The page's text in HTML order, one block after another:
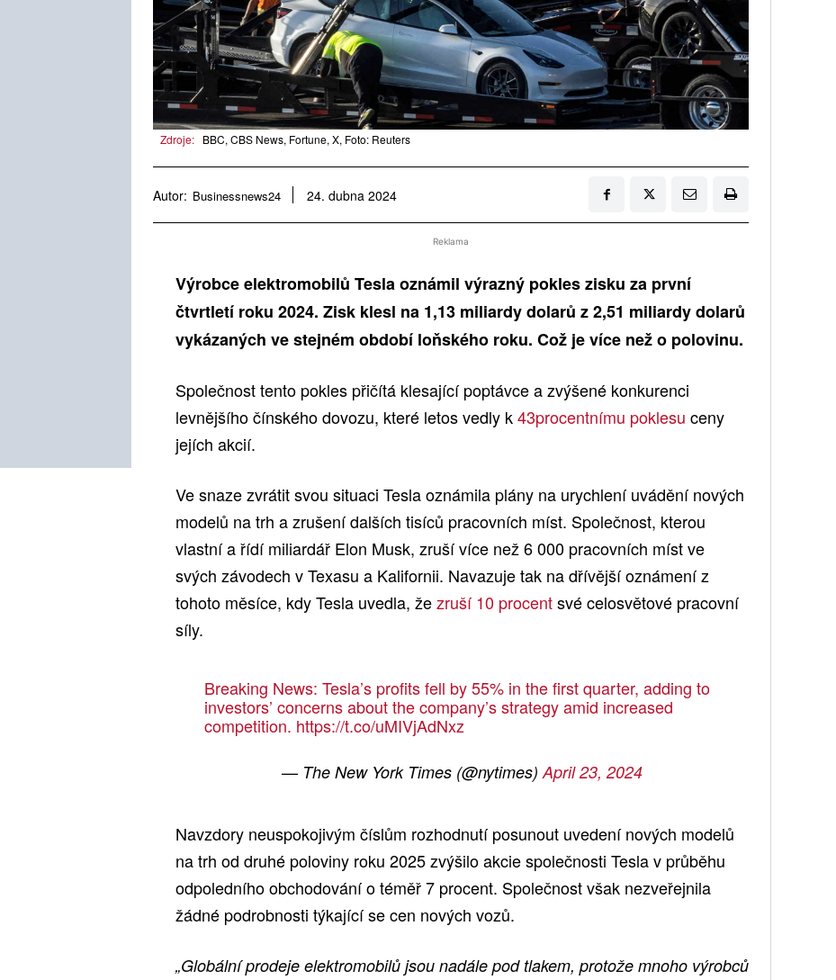
Zdroje: BBC, CBS News, Fortune, X, Foto: Reuters
Autor: Businessnews24 24. dubna 2024
Reklama
Výrobce elektromobilů Tesla oznámil výrazný pokles zisku za první
čtvrtletí roku 2024. Zisk klesl na 1,13 miliardy dolarů z 2,51 miliardy dolarů
vykázaných ve stejném období loňského roku. Což je více než o polovinu.
Společnost tento pokles přičítá klesající poptávce a zvýšené konkurenci
levnějšího čínského dovozu, které letos vedly k43procentnímu poklesu ceny
jejích akcií.
Ve snaze zvrátit svou situaci Tesla oznámila plány na urychlení uvádění nových
modelů na trh a zrušení dalších tisíců pracovních míst. Společnost, kterou
vlastní a řídí miliardář Elon Musk, zruší více než 6 000 pracovních míst ve
svých závodech v Texasu a Kalifornii. Navazuje tak na dřívější oznámení z
tohoto měsíce, kdy Tesla uvedla, žezruší 10 procentsvé celosvětové pracovní
síly.
Breaking News: Tesla’s profits fell by 55% in the first quarter, adding to
investors’ concerns about the company’s strategy amid increased
competition. https://t.co/uMIVjAdNxz
— The New York Times (@nytimes)April 23, 2024
Navzdory neuspokojivým číslům rozhodnutí posunout uvedení nových modelů
na trh od druhé poloviny roku 2025 zvýšilo akcie společnosti Tesla v průběhu
odpoledního obchodování o téměř 7 procent. Společnost však nezveřejnila
žádné podrobnosti týkající se cen nových vozů.
„Globální prodeje elektromobilů jsou nadále pod tlakem, protože mnoho výrobců